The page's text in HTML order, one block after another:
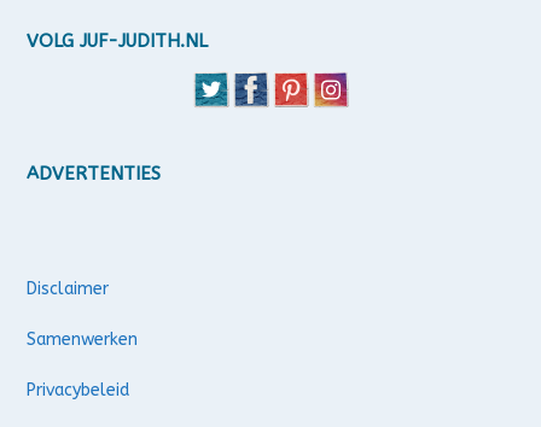
VOLG JUF-JUDITH.NL
ADVERTENTIES
Disclaimer
Samenwerken
Privacybeleid